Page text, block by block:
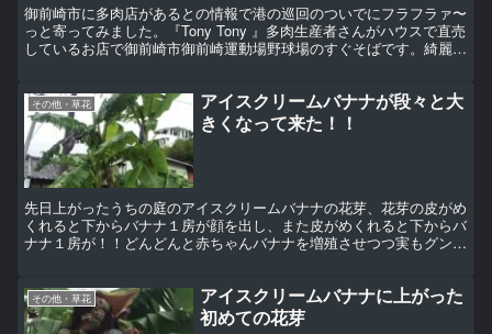
御前崎市に多肉店があるとの情報で港の巡回のついでにフラフラァ〜
っと寄ってみました。『Tony Tony 』多肉生産者さんがハウスで直売
しているお店で御前崎市御前崎運動場野球場のすぐそばです。綺麗な
その他・草花
アイスクリームバナナが段々と大
きくなって来た！！
先日上がったうちの庭のアイスクリームバナナの花芽、花芽の皮がめ
くれると下からバナナ１房が顔を出し、また皮がめくれると下からバ
ナナ１房が！！どんどんと赤ちゃんバナナを増殖させつつ実もグング
その他・草花
アイスクリームバナナに上がった
初めての花芽